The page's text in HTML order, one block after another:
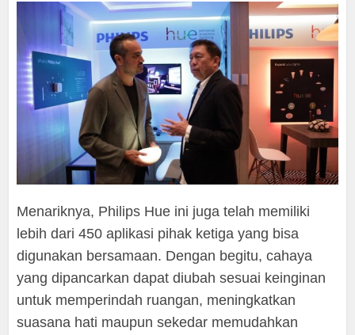
Menariknya, Philips Hue ini juga telah memiliki
lebih dari 450 aplikasi pihak ketiga yang bisa
digunakan bersamaan. Dengan begitu, cahaya
yang dipancarkan dapat diubah sesuai keinginan
untuk memperindah ruangan, meningkatkan
suasana hati maupun sekedar memudahkan